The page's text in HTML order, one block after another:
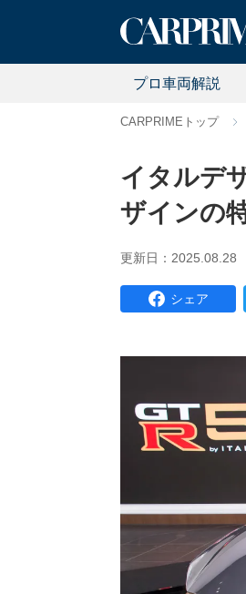
プロ車両解説
CARPRIMEトップ
イタルデ
ザインの
更新日：2025.08.28
シェア